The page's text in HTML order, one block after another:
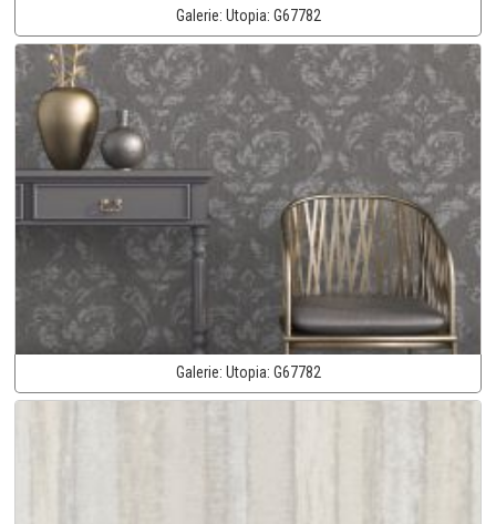
Galerie: Utopia: G67782
Galerie: Utopia: G67782